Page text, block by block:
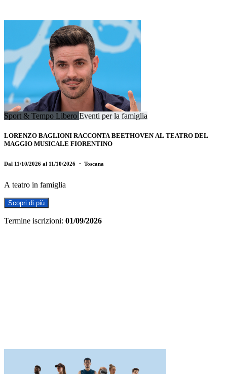
Sport & Tempo Libero Eventi per la famiglia
LORENZO BAGLIONI RACCONTA BEETHOVEN AL TEATRO DEL
MAGGIO MUSICALE FIORENTINO
Dal 11/10/2026 al 11/10/2026 ・ Toscana
A teatro in famiglia
Scopri di più
Termine iscrizioni: 01/09/2026